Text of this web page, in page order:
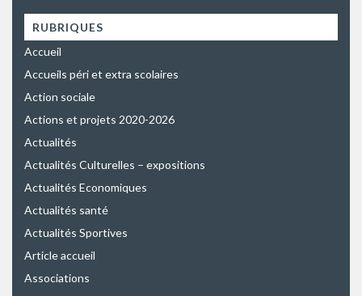
RUBRIQUES
Accueil
Accueils péri et extra scolaires
Action sociale
Actions et projets 2020-2026
Actualités
Actualités Culturelles – expositions
Actualités Economiques
Actualités santé
Actualités Sportives
Article accueil
Associations